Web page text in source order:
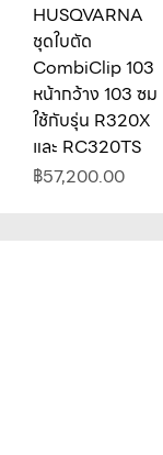
HUSQVARNA
ชุดใบตัด
CombiClip 103
หน้ากว้าง 103 ซม
ใช้กับรุ่น R320X
และ RC320TS
ราคา
฿57,200.00